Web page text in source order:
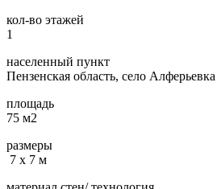
кол-во этажей
1
населенный пункт
Пензенская область, село Алферьевка
площадь
75 м2
размеры
7 х 7 м